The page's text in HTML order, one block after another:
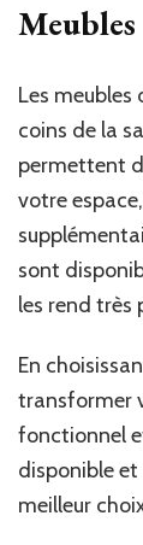
Meubles
Les meubles
coins de la
permettent
votre
sont
les rend très
En
transformer
fonctionnel
disponible et
meilleur